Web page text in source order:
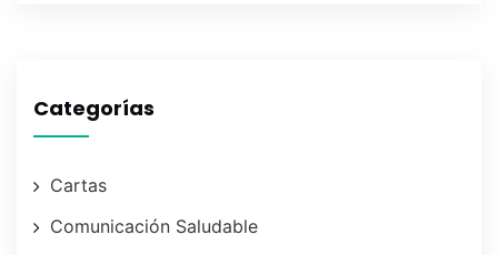
Categorías
Cartas
Comunicación Saludable